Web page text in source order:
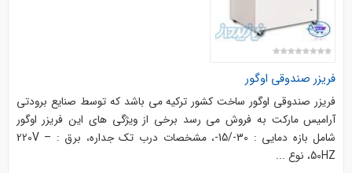
فریزر صندوقی اوگور
فریزر صندوقی اوگور ساخت کشور ترکیه می باشد که توسط صنایع برودتی
آرامیس مارکت به فروش می رسد برخی از ویژگی های این فریزر اوگور
شامل بازه دمایی : 30-/15-، مشخصات درب تک جداره، برق : 220V –
50HZ، نوع ...